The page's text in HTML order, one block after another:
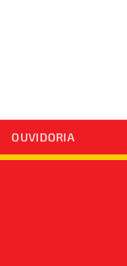
OUVIDORIA